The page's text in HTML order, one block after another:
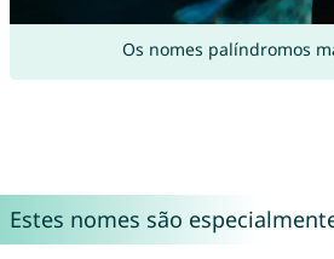
Os nomes palíndromos
Estes nomes são